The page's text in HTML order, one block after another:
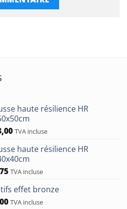
haute résilience HR
Plage
prix :
€8,25
à
TVA incluse
haute résilience HR
Plage
prix :
€5,30
TVA incluse
effet bronze
Plage
TVA incluse